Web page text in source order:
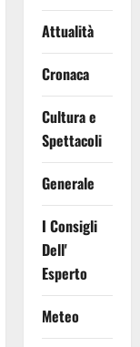
Attualità
Cronaca
Cultura e
Spettacoli
Generale
I Consigli
Dell'
Esperto
Meteo